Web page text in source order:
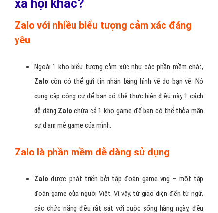
xã hội khác?
Zalo với nhiều biểu tượng cảm xác đáng
yêu
Ngoài 1 kho biểu tượng cảm xúc như các phần mềm chát,
Zalo còn có thể gửi tin nhắn bằng hình vẽ do bạn vẽ. Nó
cung cấp công cự để bạn có thể thực hiện điều này 1 cách
dễ dàng Zalo chứa cả 1 kho game để bạn có thể thỏa mãn
sự đam mê game của mình.
Zalo là phần mềm dễ dàng sử dụng
Zalo được phát triển bởi tập đoàn game vng – một tập
đoàn game của người Việt. Vì vậy, từ giao diện đến từ ngữ,
các chức năng đều rất sát với cuộc sống hàng ngày, đều